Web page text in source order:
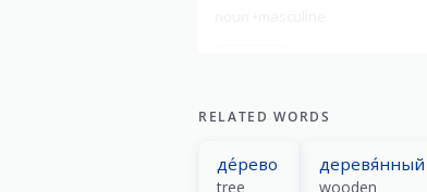
RELATED WORDS
де́рево
tree
деревя́нный
wooden